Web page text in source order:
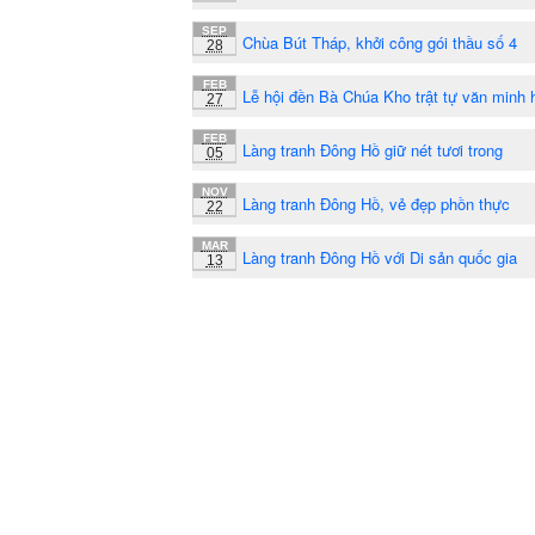
SEP
28 Chùa Bút Tháp, khởi công gói thầu số 4
FEB
27 Lễ hội đền Bà Chúa Kho trật tự văn minh
FEB
05 Làng tranh Đông Hồ giữ nét tươi trong
NOV
22 Làng tranh Đông Hồ, vẻ đẹp phồn thực
MAR
13 Làng tranh Đông Hồ với Di sản quốc gia